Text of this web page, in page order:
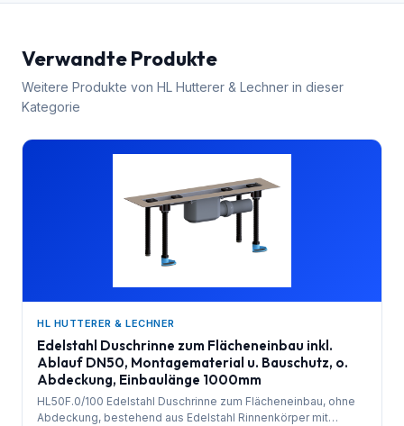
Verwandte Produkte
Weitere Produkte von HL Hutterer & Lechner in dieser
Kategorie
HL HUTTERER & LECHNER
Edelstahl Duschrinne zum Flächeneinbau inkl.
Ablauf DN50, Montagematerial u. Bauschutz, o.
Abdeckung, Einbaulänge 1000mm
HL50F.0/100 Edelstahl Duschrinne zum Flächeneinbau, ohne
Abdeckung, bestehend aus Edelstahl Rinnenkörper mit